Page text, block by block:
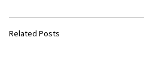
Related Posts